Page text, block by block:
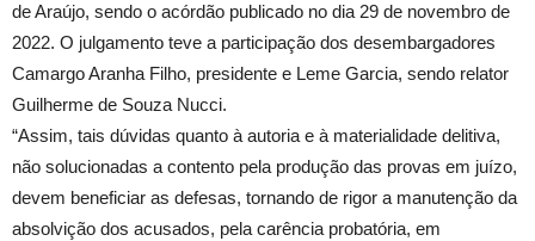
de Araújo, sendo o acórdão publicado no dia 29 de novembro de
2022. O julgamento teve a participação dos desembargadores
Camargo Aranha Filho, presidente e Leme Garcia, sendo relator
Guilherme de Souza Nucci.
“Assim, tais dúvidas quanto à autoria e à materialidade delitiva,
não solucionadas a contento pela produção das provas em juízo,
devem beneficiar as defesas, tornando de rigor a manutenção da
absolvição dos acusados, pela carência probatória, em